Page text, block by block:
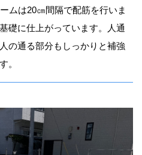
ムは20㎝間隔で配筋を行いま
礎に仕上がっています。人通
の通る部分もしっかりと補強
。